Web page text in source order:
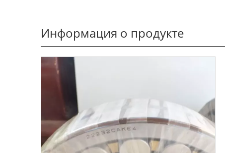
Информация о продукте